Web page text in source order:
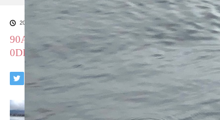
2019.01.20
90A96ED2-A41A-4009-827F-
0DF5D7760C52